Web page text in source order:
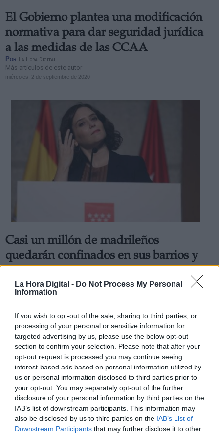
La Hora Digital - Do Not Process My Personal
Information
If you wish to opt-out of the sale, sharing to third parties, or
processing of your personal or sensitive information for
targeted advertising by us, please use the below opt-out
section to confirm your selection. Please note that after your
opt-out request is processed you may continue seeing
interest-based ads based on personal information utilized by
us or personal information disclosed to third parties prior to
your opt-out. You may separately opt-out of the further
disclosure of your personal information by third parties on the
IAB’s list of downstream participants. This information may
also be disclosed by us to third parties on the IAB’s List of
Downstream Participants that may further disclose it to other
El Gobierno plantea una modificación
normativa para dar seguridad jurídica
a las medidas de las CCAA
Por La Hora Digital
Más artículos de este autor
miércoles, 2 de septiembre de 2020
Casi un millón de madrileños
quedarán confinados en sus barrios y
Por Verónica Contreras
Más artículos de este autor